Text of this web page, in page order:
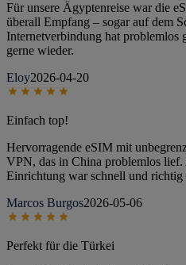
Für unsere Ägyptenreise war die
überall Empfang – sogar auf dem
Internetverbindung hat problemlos
gerne wieder.
Eloy2026-04-20
Einfach top!
Hervorragende eSIM mit
VPN, das in China problemlos
Einrichtung war schnell und
Marcos Burgos2026-05-06
Perfekt für die Türkei